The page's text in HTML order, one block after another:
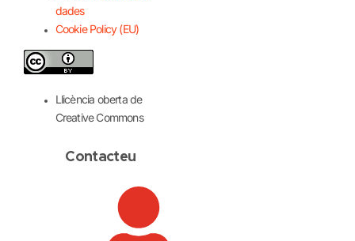
dades
Cookie Policy (EU)
Llicència oberta de
Creative Commons
Contacteu